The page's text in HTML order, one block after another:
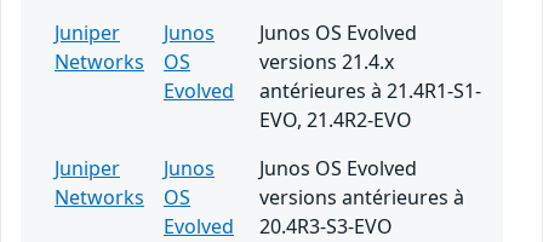
Juniper
Networks
Junos
OS
Evolved
Junos OS Evolved
versions 21.4.x
antérieures à 21.4R1-S1-
EVO, 21.4R2-EVO
Juniper
Networks
Junos
OS
Evolved
Junos OS Evolved
versions antérieures à
20.4R3-S3-EVO